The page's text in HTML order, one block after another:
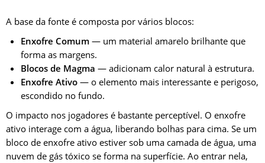
A base da fonte é composta por vários blocos:
Enxofre Comum — um material amarelo brilhante que
forma as margens.
Blocos de Magma — adicionam calor natural à estrutura.
Enxofre Ativo — o elemento mais interessante e perigoso,
escondido no fundo.
O impacto nos jogadores é bastante perceptível. O enxofre
ativo interage com a água, liberando bolhas para cima. Se um
bloco de enxofre ativo estiver sob uma camada de água, uma
nuvem de gás tóxico se forma na superfície. Ao entrar nela,